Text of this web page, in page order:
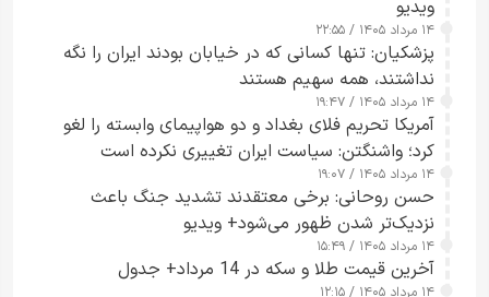
ویدیو
۱۴ مرداد ۱۴۰۵ / ۲۲:۵۵
پزشکیان: تنها کسانی که در خیابان بودند ایران را نگه
نداشتند، همه سهیم هستند
۱۴ مرداد ۱۴۰۵ / ۱۹:۴۷
آمریکا تحریم فلای بغداد و دو هواپیمای وابسته را لغو
کرد؛ واشنگتن: سیاست ایران تغییری نکرده است
۱۴ مرداد ۱۴۰۵ / ۱۹:۰۷
حسن روحانی: برخی معتقدند تشدید جنگ باعث
نزدیک‌تر شدن ظهور می‌شود+ ویدیو
۱۴ مرداد ۱۴۰۵ / ۱۵:۴۹
آخرین قیمت طلا و سکه در 14 مرداد+ جدول
۱۴ مرداد ۱۴۰۵ / ۱۲:۱۵